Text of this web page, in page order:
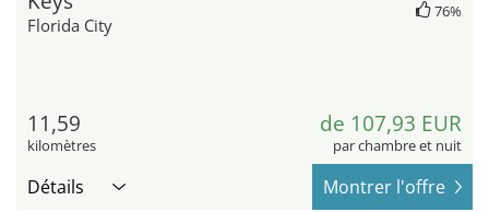
Florida City
76%
11,59
kilomètres
de 107,93 EUR
par chambre et nuit
Détails Montrer l'offre